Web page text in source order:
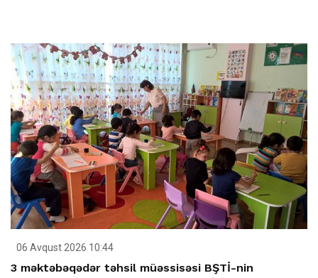
06 Avqust 2026 10:44
3 məktəbəqədər təhsil müəssisəsi BŞTİ-nin